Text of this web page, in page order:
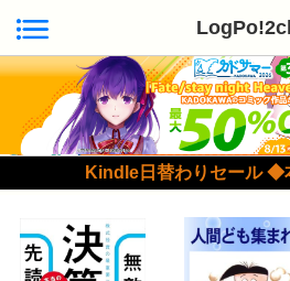
Kindle日替わりセール ◆